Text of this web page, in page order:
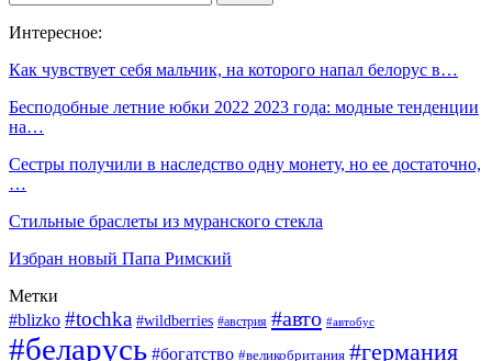
Интересное:
Как чувствует себя мальчик, на которого напал белорус в…
Бесподобные летние юбки 2022 2023 года: модные тенденции
на…
Сестры получили в наследство одну монету, но ее достаточно,
…
Стильные браслеты из муранского стекла
Избран новый Папа Римский
Метки
#blizko #tochka #wildberries #австрия #авто #автобус
#беларусь #богатство #великобритания #германия